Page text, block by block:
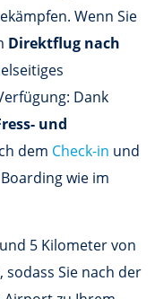
Wenn Sie
Direktflug nach
Dank
und
dem Check-in und
wie im
5 Kilometer von
sodass Sie nach der